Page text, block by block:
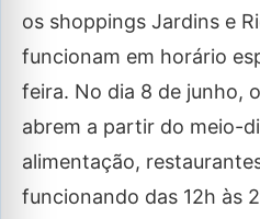
os shoppings Jardins e
funcionam em horário
feira. No dia 8 de junho,
abrem a partir do meio-
alimentação,
funcionando das 12h às